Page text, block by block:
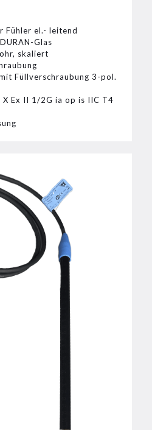
Fühler el.- leitend
Glas
skaliert
Füllverschraubung 3-pol.
X Ex II 1/2G ia op is IIC T4